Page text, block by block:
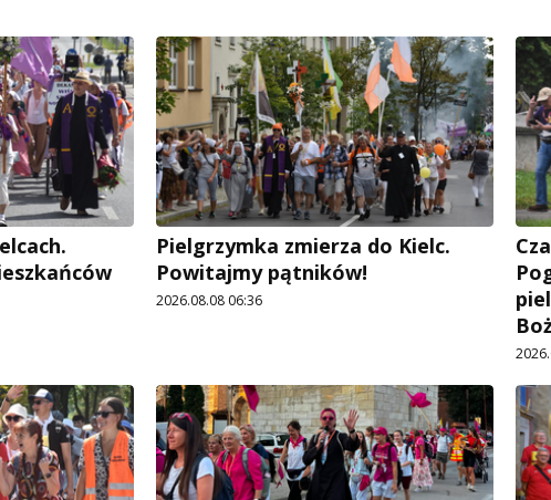
Pielgrzymka zmierza do Kielc.
Powitajmy pątników!
2026.08.08 06:36